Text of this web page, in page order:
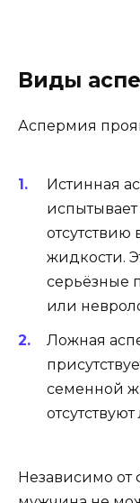
Виды
Аспермия
Истинная
жидкости.
серьёзные
или
Ложная
семенной
Независимо от